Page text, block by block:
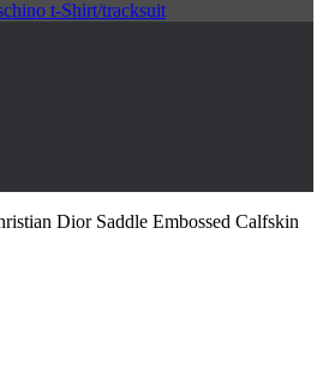
t-Shirt/tracksuit
Dior Saddle Embossed Calfskin